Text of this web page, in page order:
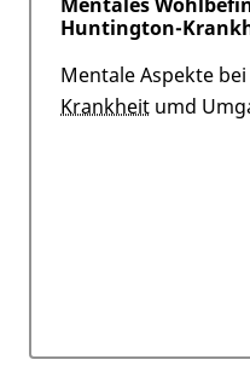
Huntington-
Mentale Aspekte
Krankheit umd